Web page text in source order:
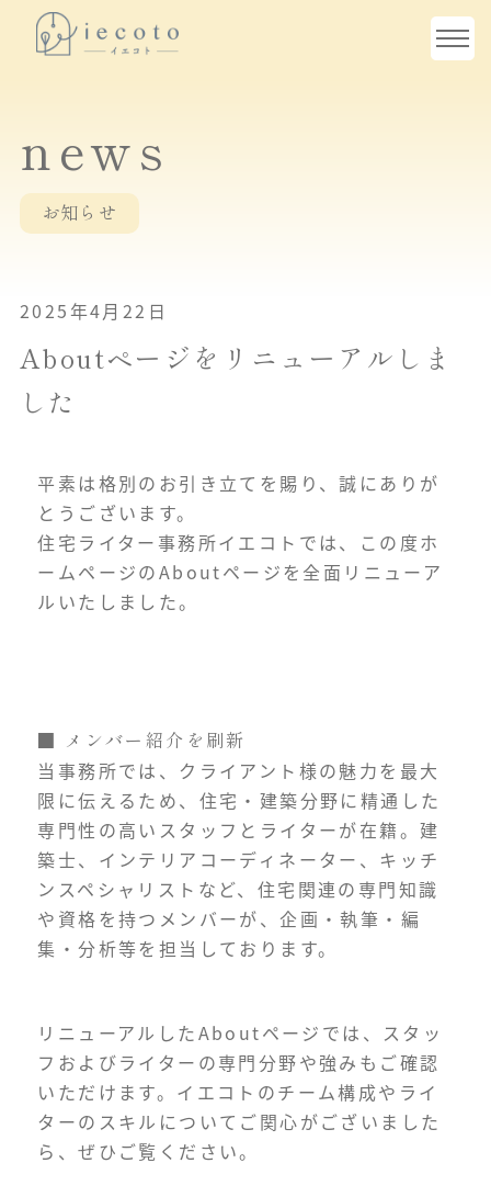
news
お知らせ
2025年4月22日
Aboutページをリニューアルしま
した
平素は格別のお引き立てを賜り、誠にありが
とうございます。
住宅ライター事務所イエコトでは、この度ホ
ームページのAboutページを全面リニューア
ルいたしました。
■ メンバー紹介を刷新
当事務所では、クライアント様の魅力を最大
限に伝えるため、住宅・建築分野に精通した
専門性の高いスタッフとライターが在籍。建
築士、インテリアコーディネーター、キッチ
ンスペシャリストなど、住宅関連の専門知識
や資格を持つメンバーが、企画・執筆・編
集・分析等を担当しております。
リニューアルしたAboutページでは、スタッ
フおよびライターの専門分野や強みもご確認
いただけます。イエコトのチーム構成やライ
ターのスキルについてご関心がございました
ら、ぜひご覧ください。